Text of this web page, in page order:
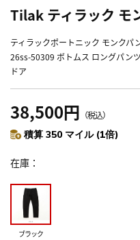
Tilak ティラック モ
ティラックポートニック モンク
26ss-50309 ボトムス ロングパン
ドア
38,500円 （税込）
積算 350 マイル (1倍)
在庫
ブラック